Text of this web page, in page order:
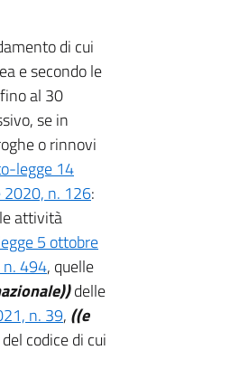
di cui
e secondo le
al 30
se in
o rinnovi
legge 14
2020, n. 126:
attività
5 ottobre
494, quelle
delle
n. 39, ((e
codice di cui